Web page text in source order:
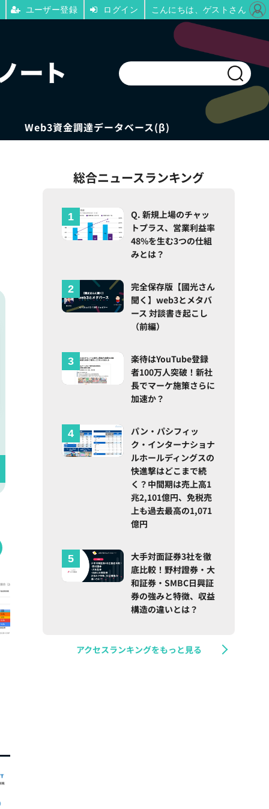
Web3資金調達データベース(β)
総合ニュースランキング
Q. 新規上場のチャッ
トプラス、営業利益率
48%を生む3つの仕組
みとは？
完全保存版【國光さん
聞く】web3とメタバ
ース 対談書き起こし
（前編）
楽待はYouTube登録
者100万人突破！新社
長でマーケ施策さらに
加速か？
パン・パシフィッ
ク・インターナショナ
ルホールディングスの
快進撃はどこまで続
く？中間期は売上高1
兆2,101億円、免税売
上も過去最高の1,071
億円
大手対面証券3社を徹
底比較！野村證券・大
和証券・SMBC日興証
券の強みと特徴、収益
構造の違いとは？
アクセスランキングをもっと見る
ユーザー登録 ログイン こんにちは、ゲストさん